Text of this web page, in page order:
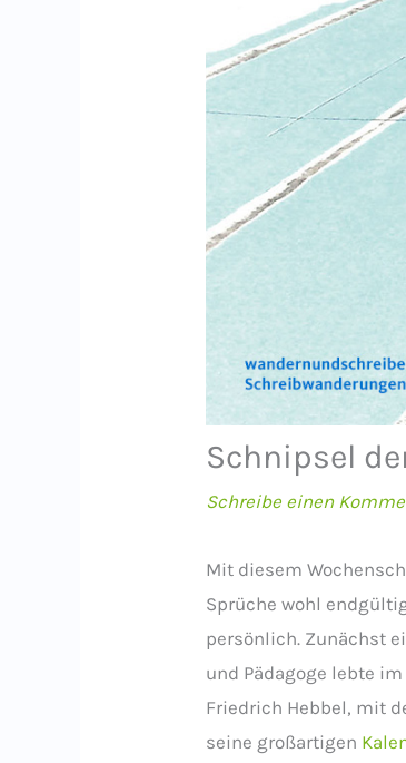
Schnipsel
Schreibe einen
Mit diesem
Sprüche wohl
persönlich. Zunächst
und Pädagoge lebte
Friedrich Hebbel, mit
seine großartigen